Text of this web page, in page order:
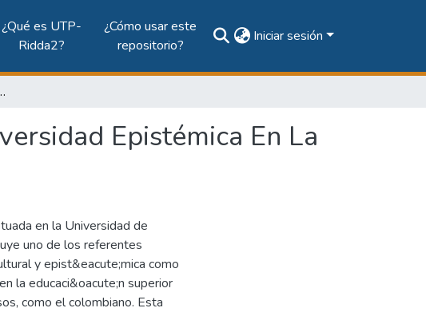
¿Qué es UTP-
Ridda2?
¿Cómo usar este
repositorio?
Iniciar sesión
En La Educación Superior
Epistémica En La
en la Universidad de
uno de los referentes
y epist&eacute;mica como
la educaci&oacute;n superior
como el colombiano. Esta